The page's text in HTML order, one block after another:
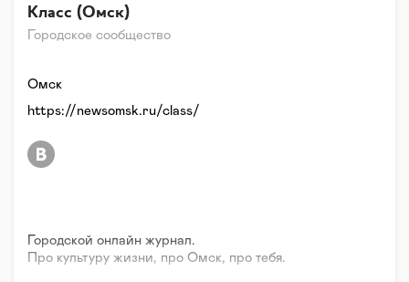
Городское сообщество
Класс (Омск)
Городской онлайн журнал.
Про культуру жизни, про Омск, про тебя.
Омск
https://newsomsk.ru/class/